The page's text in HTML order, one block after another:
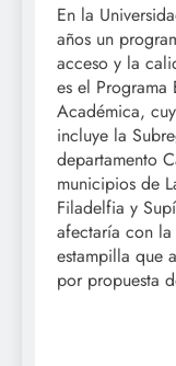
En la
años un
acceso y la
es el
Académica,
incluye la
departamento
municipios de
Filadelfia y
afectaría con
estampilla que
por propuesta